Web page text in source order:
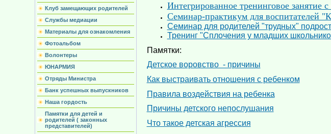
Клуб замещающих родителей
Службы медиации
Материалы для ознакомления
Фотоальбом
Волонтеры
ЮНАРМИЯ
Отряды Министра
Банк успешных выпускников
Наша гордость
Памятки для детей и
родителей ( законных
представителей)
Интегрированное тренинговое занятие
Семинар-практикум для воспитателей
Семинар для родителей "трудных"
Тренинг "Сплочения у младших
Памятки:
Детское воровство - причины
Как выстраивать отношения с ребенком
Правила воздействия на ребенка
Причины детского непослушания
Что такое детская агрессия